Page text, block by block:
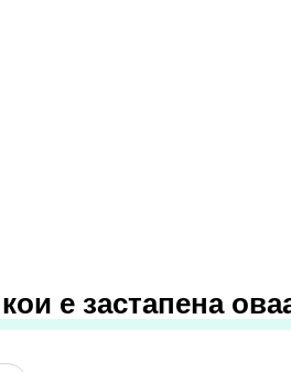
е застапена